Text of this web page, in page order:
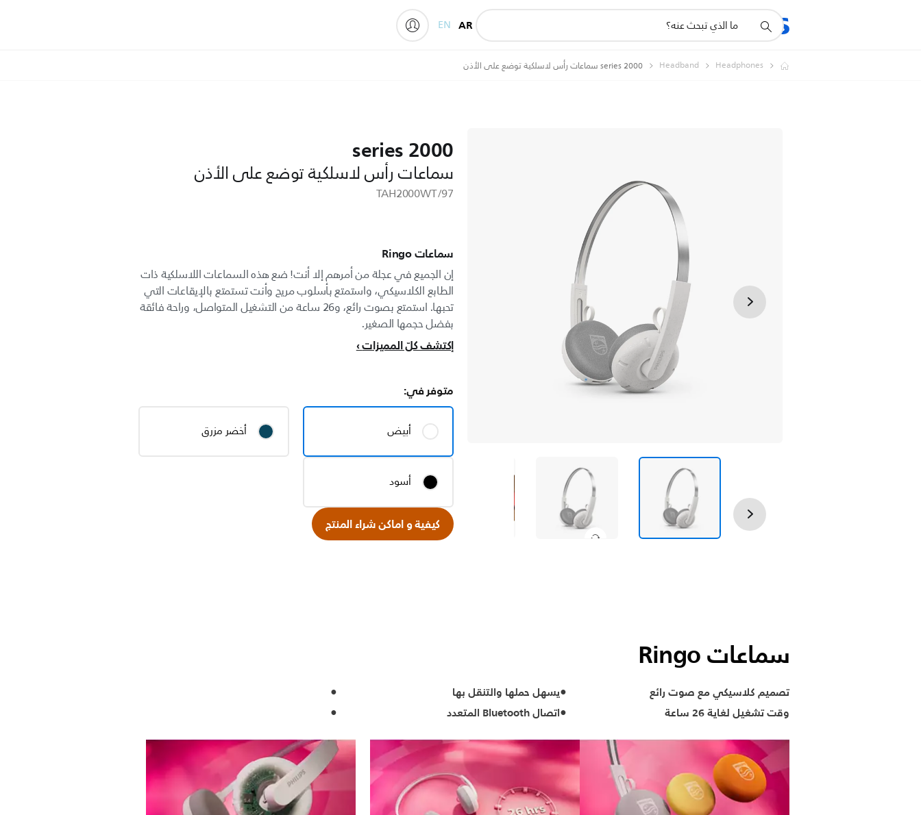
المنتجات
أيقونة
دعم
AR
EN
Headphones
Headband 2000 series سماعات رأس لاسلكية توضع على الأذن
2000 series
سماعات رأس لاسلكية توضع على الأذن
TAH2000WT/97
سماعات Ringo
إن الجميع في عجلة من أمرهم إلا أنت! ضع هذه السماعات اللاسلكية ذات
الطابع الكلاسيكي، واستمتع بأسلوب مريح وأنت تستمتع بالإيقاعات التي
تحبها. استمتع بصوت رائع، و26 ساعة من التشغيل المتواصل، وراحة فائقة
بفضل حجمها الصغير.
إكتشف كلّ المميزات
متوفر في:
أبيض أخضر مزرق
أسود
كيفية و اماكن شراء المنتج
سماعات Ringo
تصميم كلاسيكي مع صوت رائع
يسهل حملها والتنقل بها
وقت تشغيل لغاية 26 ساعة
اتصال Bluetooth المتعدد